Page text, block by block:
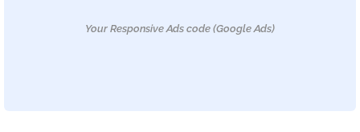
Your Responsive Ads code (Google Ads)